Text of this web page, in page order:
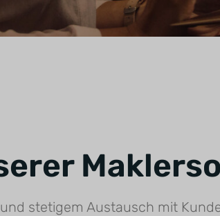
stetigem Austausch mit